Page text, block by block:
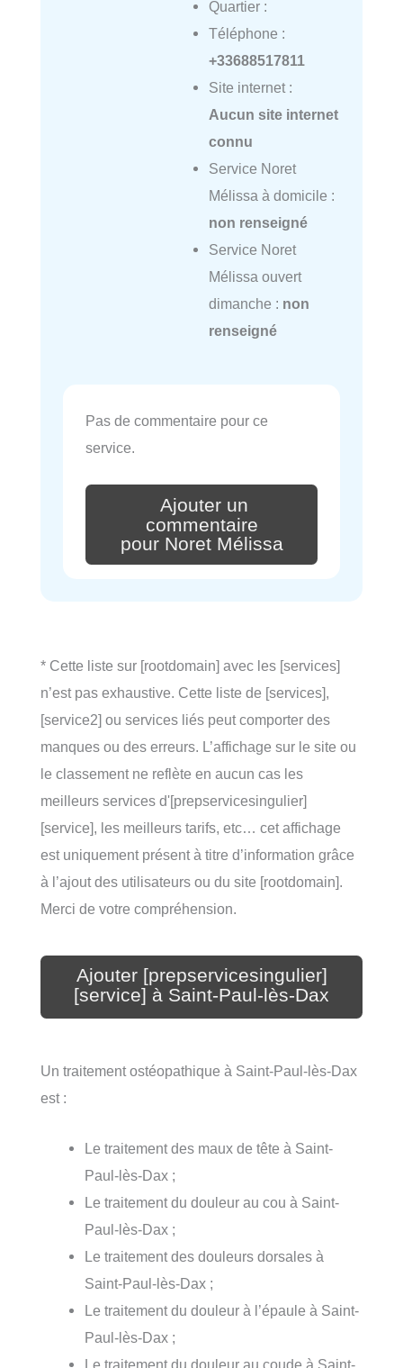
Quartier :
Téléphone :
+33688517811
Site internet :
Aucun site internet
connu
Service Noret
Mélissa à domicile :
non renseigné
Service Noret
Mélissa ouvert
dimanche : non
renseigné
Pas de commentaire pour ce
service.
Ajouter un
commentaire
pour Noret Mélissa
* Cette liste sur [rootdomain] avec les [services]
n’est pas exhaustive. Cette liste de [services],
[service2] ou services liés peut comporter des
manques ou des erreurs. L’affichage sur le site ou
le classement ne reflète en aucun cas les
meilleurs services d'[prepservicesingulier]
[service], les meilleurs tarifs, etc… cet affichage
est uniquement présent à titre d’information grâce
à l’ajout des utilisateurs ou du site [rootdomain].
Merci de votre compréhension.
Ajouter [prepservicesingulier]
[service] à Saint-Paul-lès-Dax
Un traitement ostéopathique à Saint-Paul-lès-Dax
est :
Le traitement des maux de tête à Saint-
Paul-lès-Dax ;
Le traitement du douleur au cou à Saint-
Paul-lès-Dax ;
Le traitement des douleurs dorsales à
Saint-Paul-lès-Dax ;
Le traitement du douleur à l’épaule à Saint-
Paul-lès-Dax ;
Le traitement du douleur au coude à Saint-